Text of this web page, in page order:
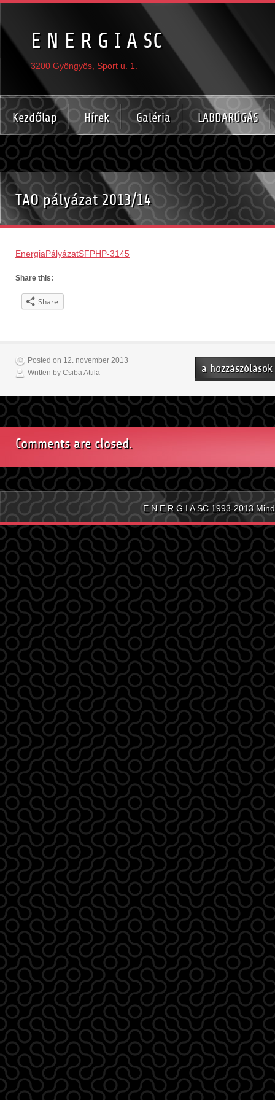
E N E R G I A SC
3200 Gyöngyös, Sport u. 1.
Kezdőlap Hírek Galéria LABDARÚGÁS
TAO pályázat 2013/14
EnergiaPályázatSFPHP-3145
Share this:
Share
Posted on 12. november 2013
Written by Csiba Attila
TAO
pályázat
2013/14
bejegyzéshez
a
Comments are closed.
E N E R G I A SC 1993-2013